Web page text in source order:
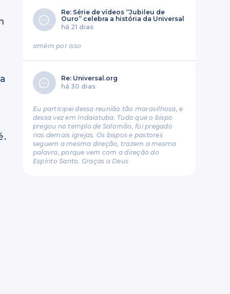
Re: Série de vídeos “Jubileu de
Ouro” celebra a história da Universal
há 21 dias
amém por isso
Re: Universal.org
há 30 dias
Eu participei dessa reunião tão maravilhosa, e
dessa vez em Indaiatuba. Tudo que o bispo
pregou no templo de Salomão, foi pregado
nas demais igrejas. Os bispos e pastores
seguem a mesma direção, trazem a mesma
palavra, porque vem com a direção do
Espírito Santo. Graças a Deus